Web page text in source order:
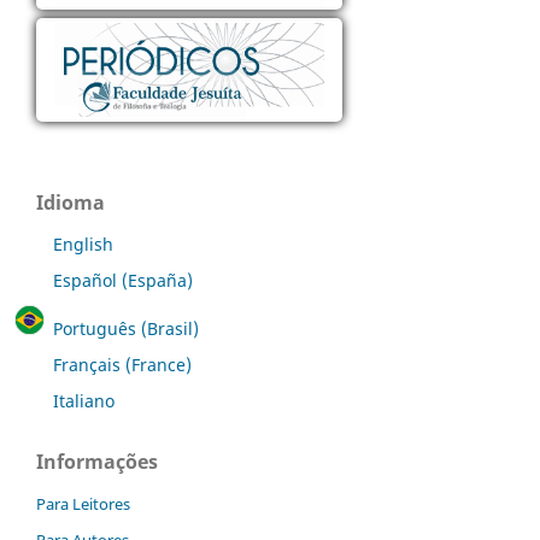
Idioma
English
Español (España)
Português (Brasil)
Français (France)
Italiano
Informações
Para Leitores